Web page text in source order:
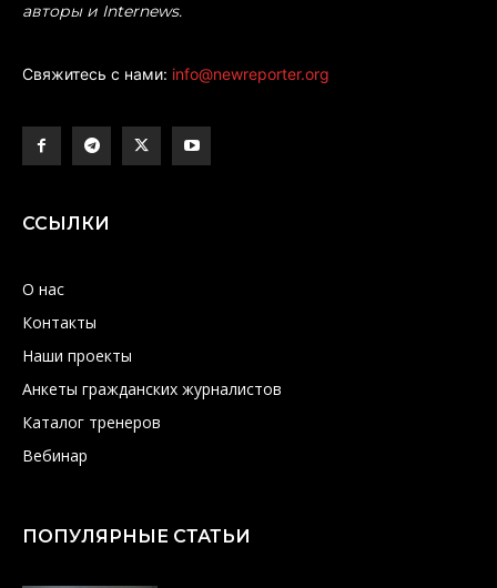
авторы и Internews.
Свяжитесь с нами: info@newreporter.org
ССЫЛКИ
О нас
Контакты
Наши проекты
Анкеты гражданских журналистов
Каталог тренеров
Вебинар
ПОПУЛЯРНЫЕ СТАТЬИ